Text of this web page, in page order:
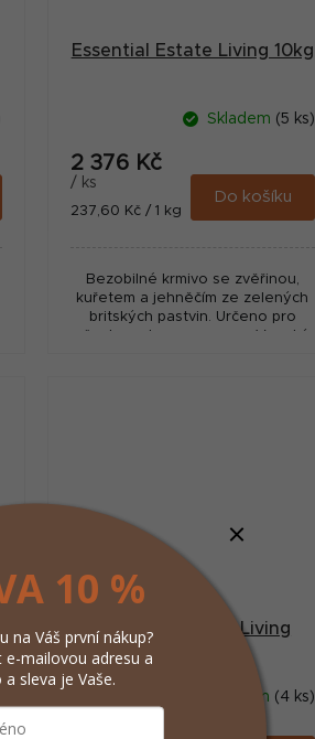
Essential Estate Living 10kg
Skladem (5 ks)
2 376 Kč
/ ks
Měrná
237,60 Kč / 1 kg
Do košíku
Bezobilné krmivo se zvěřinou,
kuřetem a jehněčím ze zelených
britských pastvin. Určeno pro
všechna plemena a rasy. Vysoký
Essential Estate Living
Small 2,5kg
Skladem (4 ks)
10 %
na Váš první nákup?
e-mailovou adresu a
sleva je Vaše.